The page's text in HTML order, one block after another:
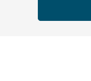
開演：
前売